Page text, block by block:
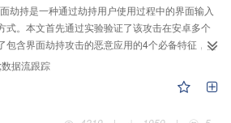
料不平衡的情况进行共现话题发现。
劫持是一种通过劫持用户使用过程中的界面输入
式。本文首先通过实验验证了该攻击在安卓多个
包含界面劫持攻击的恶意应用的4个必备特征，提
件数据流跟踪的静态检测方法
detector）。AHDetector方法包括4个步骤：通
断被检测应用是否申请了外传数据的敏感权限；根
否同时存在界面劫持攻击必备的3种功能组件：
据流跟踪